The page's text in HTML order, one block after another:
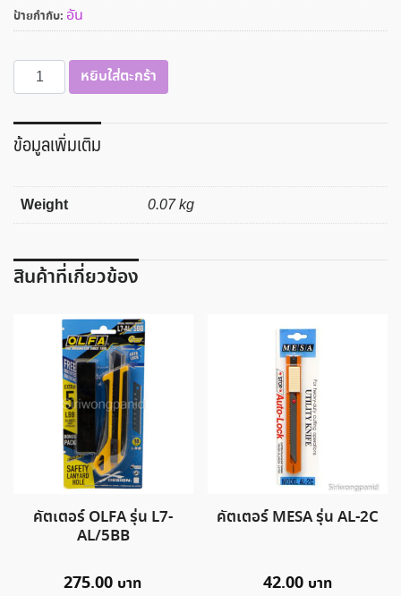
ป้ายกำกับ: อัน
จำนวน
สี
หน้า
แบบ
แท่ง
FT-
6P
หยิบใส่ตะกร้า
ข้อมูลเพิ่มเติม
Weight 0.07 kg
สินค้าที่เกี่ยวข้อง
คัตเตอร์ OLFA รุ่น L7-
AL/5BB
275.00
คัตเตอร์ MESA รุ่น AL-2C
42.00